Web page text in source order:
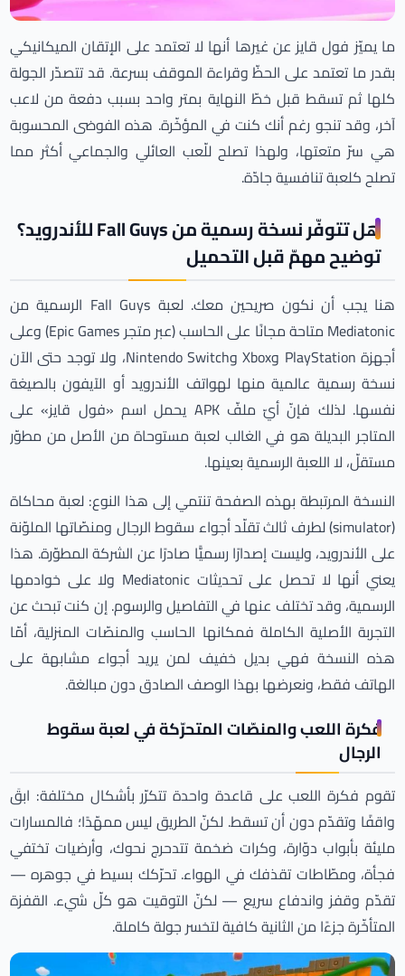
ما يميّز فول قايز عن غيرها أنها لا تعتمد على الإتقان الميكانيكي
بقدر ما تعتمد على الحظّ وقراءة الموقف بسرعة. قد تتصدّر الجولة
كلها ثم تسقط قبل خطّ النهاية بمتر واحد بسبب دفعة من لاعب
آخر، وقد تنجو رغم أنك كنت في المؤخّرة. هذه الفوضى المحسوبة
هي سرّ متعتها، ولهذا تصلح للّعب العائلي والجماعي أكثر مما
تصلح كلعبة تنافسية جادّة.
هل تتوفّر نسخة رسمية من Fall Guys للأندرويد؟
توضيح مهمّ قبل التحميل
هنا يجب أن نكون صريحين معك. لعبة Fall Guys الرسمية من
Mediatonic متاحة مجانًا على الحاسب (عبر متجر Epic Games) وعلى
أجهزة PlayStation وXbox وNintendo Switch، ولا توجد حتى الآن
نسخة رسمية عالمية منها لهواتف الأندرويد أو الآيفون بالصيغة
نفسها. لذلك فإنّ أيّ ملفّ APK يحمل اسم «فول قايز» على
المتاجر البديلة هو في الغالب لعبة مستوحاة من الأصل من مطوّر
مستقلّ، لا اللعبة الرسمية بعينها.
النسخة المرتبطة بهذه الصفحة تنتمي إلى هذا النوع: لعبة محاكاة
(simulator) لطرف ثالث تقلّد أجواء سقوط الرجال ومنصّاتها الملوّنة
على الأندرويد، وليست إصدارًا رسميًّا صادرًا عن الشركة المطوّرة. هذا
يعني أنها لا تحصل على تحديثات Mediatonic ولا على خوادمها
الرسمية، وقد تختلف عنها في التفاصيل والرسوم. إن كنت تبحث عن
التجربة الأصلية الكاملة فمكانها الحاسب والمنصّات المنزلية، أمّا
هذه النسخة فهي بديل خفيف لمن يريد أجواء مشابهة على
الهاتف فقط، ونعرضها بهذا الوصف الصادق دون مبالغة.
فكرة اللعب والمنصّات المتحرّكة في لعبة سقوط
الرجال
تقوم فكرة اللعب على قاعدة واحدة تتكرّر بأشكال مختلفة: ابقَ
واقفًا وتقدّم دون أن تسقط. لكنّ الطريق ليس ممهّدًا؛ فالمسارات
مليئة بأبواب دوّارة، وكرات ضخمة تتدحرج نحوك، وأرضيات تختفي
فجأة، ومطّاطات تقذفك في الهواء. تحرّكك بسيط في جوهره —
تقدّم وقفز واندفاع سريع — لكنّ التوقيت هو كلّ شيء. القفزة
المتأخّرة جزءًا من الثانية كافية لتخسر جولة كاملة.